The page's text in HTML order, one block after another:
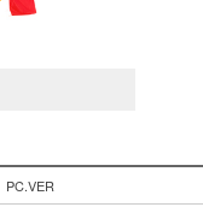
PC.VER